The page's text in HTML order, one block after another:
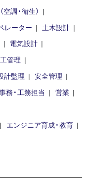
調・衛生）
レーター
土木設計
電気設計
管理
計監理
安全管理
務・工務担当
営業
エンジニア育成・教育